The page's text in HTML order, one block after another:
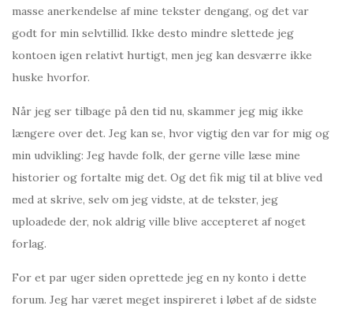
masse anerkendelse af mine tekster dengang, og det var
godt for min selvtillid. Ikke desto mindre slettede jeg
kontoen igen relativt hurtigt, men jeg kan desværre ikke
huske hvorfor.
Når jeg ser tilbage på den tid nu, skammer jeg mig ikke
længere over det. Jeg kan se, hvor vigtig den var for mig og
min udvikling: Jeg havde folk, der gerne ville læse mine
historier og fortalte mig det. Og det fik mig til at blive ved
med at skrive, selv om jeg vidste, at de tekster, jeg
uploadede der, nok aldrig ville blive accepteret af noget
forlag.
For et par uger siden oprettede jeg en ny konto i dette
forum. Jeg har været meget inspireret i løbet af de sidste